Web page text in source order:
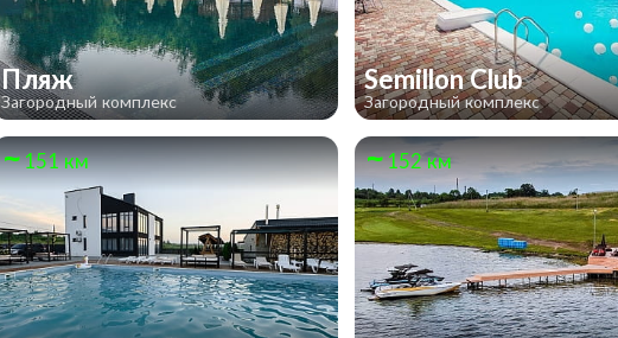
Пляж
Загородный комплекс
Semillon Club
Загородный комплекс
151 км 152 км